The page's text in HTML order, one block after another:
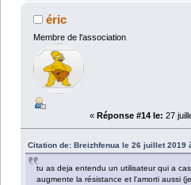
éric
Membre de l'association
« Réponse #14 le: 27
Citation de: Breizhfenua le 26 juillet 2019
tu as deja entendu un utilisateur qui a
augmente la résistance et l'amorti aussi